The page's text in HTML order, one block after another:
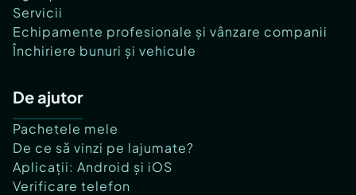
Servicii
Echipamente profesionale și vânzare companii
Închiriere bunuri și vehicule
De ajutor
Pachetele mele
De ce să vinzi pe lajumate?
Aplicații: Android și iOS
Verificare telefon